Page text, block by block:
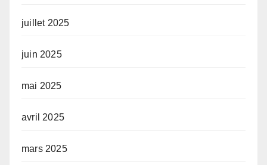
juillet 2025
juin 2025
mai 2025
avril 2025
mars 2025